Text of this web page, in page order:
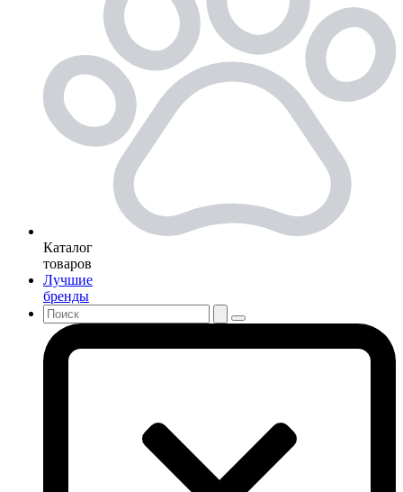
Каталог
товаров
Лучшие
бренды